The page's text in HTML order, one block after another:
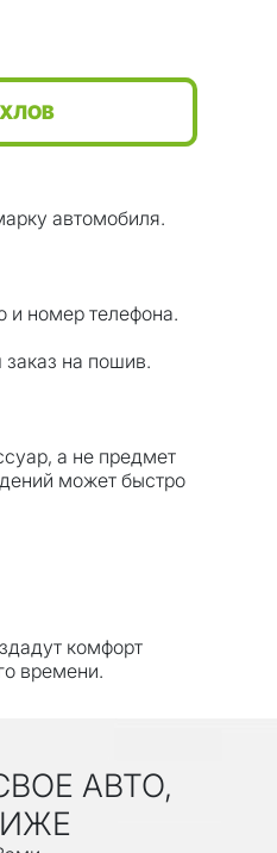
автомобиля.
и номер телефона.
на пошив.
а не предмет
может быстро
комфорт
времени.
АВТО,